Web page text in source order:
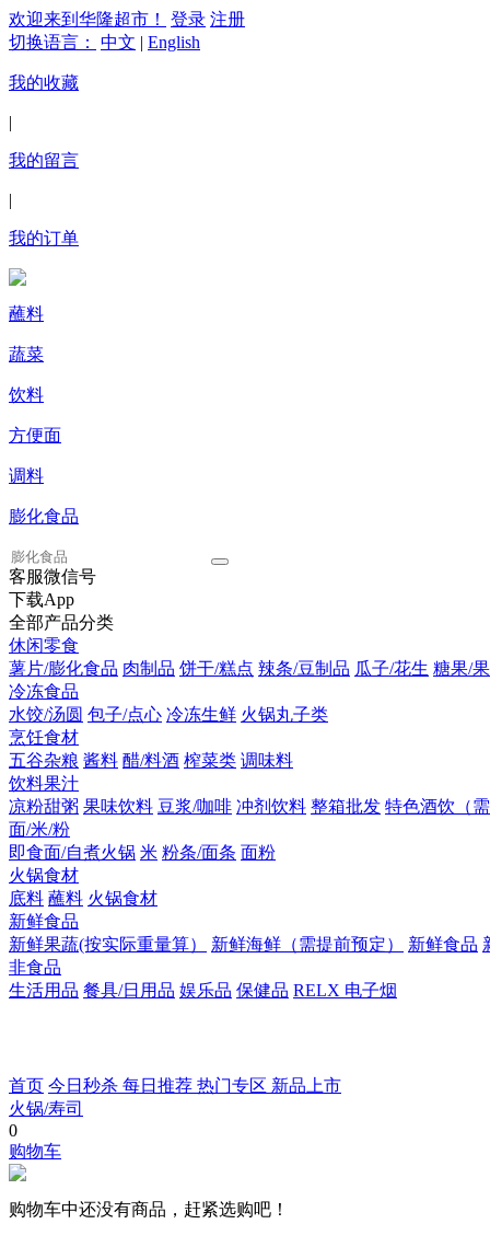
欢迎来到华隆超市！ 登录 注册
切换语言：
中文 | English
我的收藏
|
我的留言
|
我的订单
蘸料
蔬菜
饮料
方便面
调料
膨化食品
客服微信号
下载App
全部产品分类
休闲零食
薯片/膨化食品 肉制品 饼干/糕点 辣条/豆制品 瓜子/花生 糖果/
冷冻食品
水饺/汤圆 包子/点心 冷冻生鲜 火锅丸子类
烹饪食材
五谷杂粮 酱料 醋/料酒 榨菜类 调味料
饮料果汁
凉粉甜粥 果味饮料 豆浆/咖啡 冲剂饮料 整箱批发 特色酒饮（
面/米/粉
即食面/自煮火锅 米 粉条/面条 面粉
火锅食材
底料 蘸料 火锅食材
新鲜食品
新鲜果蔬(按实际重量算）
新鲜海鲜（需提前预定） 新鲜食品
非食品
生活用品 餐具/日用品 娱乐品 保健品 RELX 电子烟
首页 今日秒杀 每日推荐 热门专区 新品上市
火锅/寿司
0
购物车
购物车中还没有商品，赶紧选购吧！